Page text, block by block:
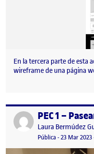
En la tercera parte de esta
wireframe de una página
Publicado por
Publicado por
Laura Bermúdez
Visibilidad:
Pública-Fecha de
23 Mar 2023